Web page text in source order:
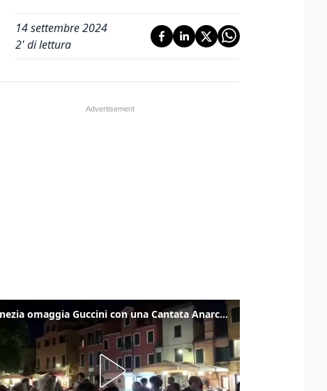
14 settembre 2024
2' di lettura
Venezia omaggia Guccini con una Cantata Anarchica in campo Santa Margherita